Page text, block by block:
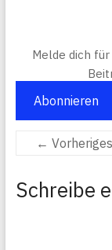
Melde dich
Abonnieren
← Vorheriges
Schreibe